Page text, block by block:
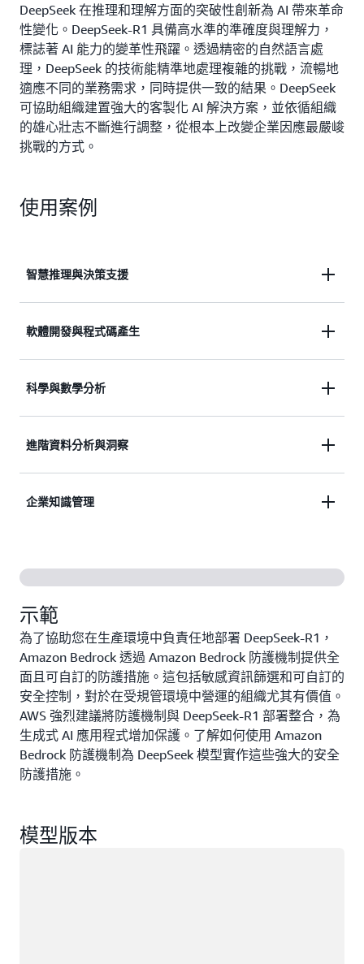
DeepSeek 在推理和理解方面的突破性創新為 AI 帶來革命
性變化。DeepSeek-R1 具備高水準的準確度與理解力，
標誌著 AI 能力的變革性飛躍。透過精密的自然語言處
理，DeepSeek 的技術能精準地處理複雜的挑戰，流暢地
適應不同的業務需求，同時提供一致的結果。DeepSeek
可協助組織建置強大的客製化 AI 解決方案，並依循組織
的雄心壯志不斷進行調整，從根本上改變企業因應最嚴峻
挑戰的方式。
使用案例
智慧推理與決策支援
務邏輯轉換為可執行的決策。透過系統性的問題解決
方法和詳細的需求分析，減少決策瓶頸。
軟體開發與程式碼產生
加速開發週期。產生、分析複雜的程式碼並進行除
錯，同時繼續採用最佳實務和安全標準。依據對系統
範。
科學與數學分析
確度驗證研究方法。處理技術論文、推導方程式，並
支援進階的科學運算任務，同時提供詳細的推理步驟
進階資料分析與洞察
義的見解，尤其擅長數學建模和統計分析。產生綜合
企業知識管理
立、維護並善用組織知識。將孤立的資訊轉換為可存
取的統一知識，讓其隨著組織的技術和作業需求而演
進。
示範
為了協助您在生產環境中負責任地部署 DeepSeek-R1，
Amazon Bedrock 透過 Amazon Bedrock 防護機制提供全
面且可自訂的防護措施。這包括敏感資訊篩選和可自訂的
安全控制，對於在受規管環境中營運的組織尤其有價值。
AWS 強烈建議將防護機制與 DeepSeek-R1 部署整合，為
生成式 AI 應用程式增加保護。了解如何使用 Amazon
Bedrock 防護機制為 DeepSeek 模型實作這些強大的安全
防護措施。
模型版本